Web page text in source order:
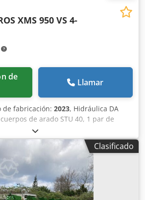
XMS 950 VS 4-
Llamar
de fabricación: 2023, Hidráulica DA
de arado STU 40, 1 par de
1 par de protectores de desgaste, 1
M0 RH65-85, cuchilla de disco
hidráulico de piedras reforzado,
DM680. Dcjdstvf Rwjpfx Ahisk
Clasificado